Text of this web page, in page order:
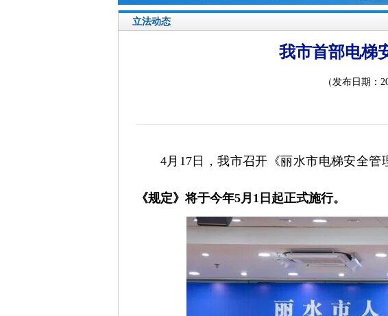
立法动态
我市首部电梯
（发布日期：
4月17日，我市召开《丽水市电梯安全管
《规定》将于今年5月1日起正式施行。